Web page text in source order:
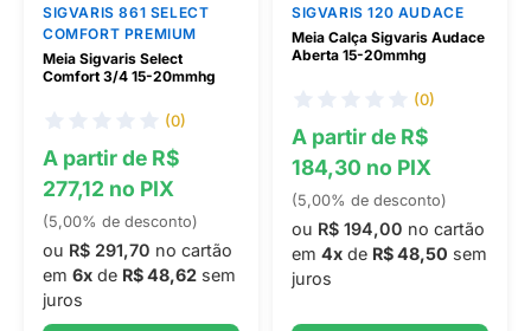
SIGVARIS 861 SELECT
COMFORT PREMIUM
Meia Sigvaris Select
Comfort 3/4 15-20mmhg
(0)
A partir de R$
277,12 no PIX
(5,00% de desconto)
ou R$ 291,70 no cartão
em 6x de R$ 48,62 sem
juros
SIGVARIS 120 AUDACE
Meia Calça Sigvaris Audace
Aberta 15-20mmhg
(0)
A partir de R$
184,30 no PIX
(5,00% de desconto)
ou R$ 194,00 no cartão
em 4x de R$ 48,50 sem
juros